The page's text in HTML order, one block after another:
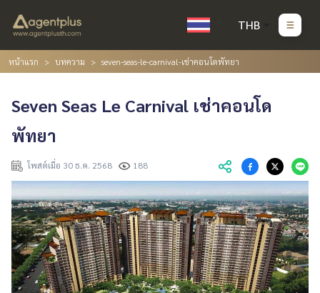
THB
หน้าแรก บทความ seven-seas-le-carnival-เช่าคอนโดพัทยา
Seven Seas Le Carnival เช่าคอนโด
พัทยา
โพสต์เมื่อ 30 ธ.ค. 2568 188